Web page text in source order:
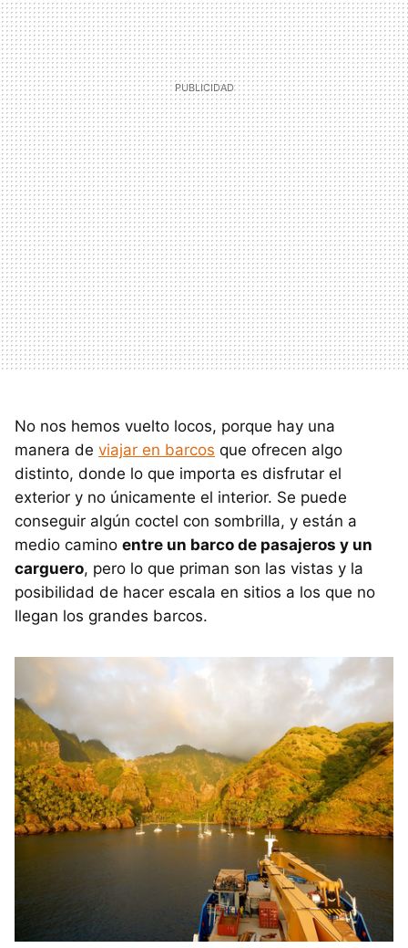
No nos hemos vuelto locos, porque hay una
manera de viajar en barcos que ofrecen algo
distinto, donde lo que importa es disfrutar el
exterior y no únicamente el interior. Se puede
conseguir algún coctel con sombrilla, y están a
medio camino entre un barco de pasajeros y un
carguero, pero lo que priman son las vistas y la
posibilidad de hacer escala en sitios a los que no
llegan los grandes barcos.